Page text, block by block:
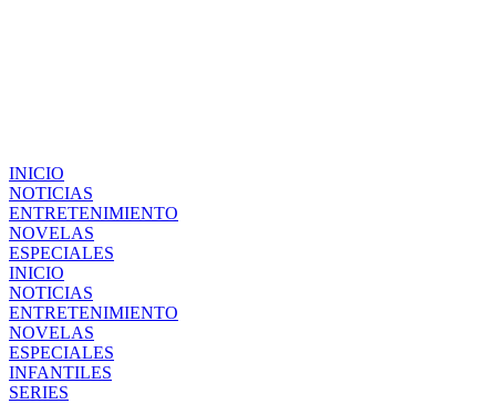
INICIO
NOTICIAS
ENTRETENIMIENTO
NOVELAS
ESPECIALES
INICIO
NOTICIAS
ENTRETENIMIENTO
NOVELAS
ESPECIALES
INFANTILES
SERIES